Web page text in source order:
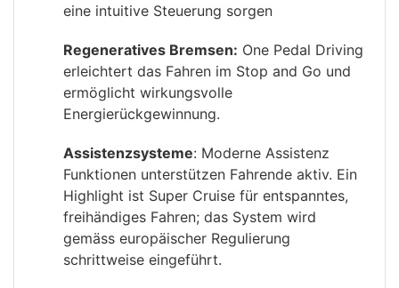
eine intuitive Steuerung sorgen
Regeneratives Bremsen: One Pedal Driving
erleichtert das Fahren im Stop and Go und
ermöglicht wirkungsvolle
Energierückgewinnung.
Assistenzsysteme: Moderne Assistenz
Funktionen unterstützen Fahrende aktiv. Ein
Highlight ist Super Cruise für entspanntes,
freihändiges Fahren; das System wird
gemäss europäischer Regulierung
schrittweise eingeführt.